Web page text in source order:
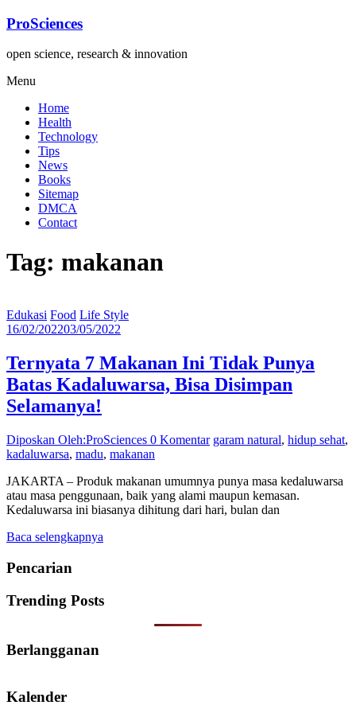
Lompat
konten
ProSciences
open science, research & innovation
Menu
Home
Health
Technology
Tips
News
Books
Sitemap
DMCA
Contact
Tag: makanan
Edukasi Food Life Style
16/02/202203/05/2022
Ternyata 7 Makanan Ini Tidak Punya
Batas Kadaluwarsa, Bisa Disimpan
Selamanya!
Diposkan Oleh:ProSciences 0 Komentar garam natural, hidup sehat,
kadaluwarsa, madu, makanan
JAKARTA – Produk makanan umumnya punya masa kedaluwarsa
atau masa penggunaan, baik yang alami maupun kemasan.
Kedaluwarsa ini biasanya dihitung dari hari, bulan dan
Baca selengkapnya
Pencarian
Trending Posts
Berlangganan
Kalender